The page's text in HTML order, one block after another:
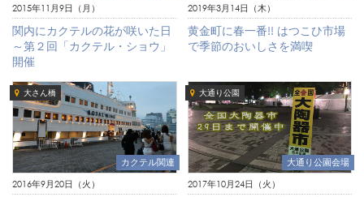
2015年11月9日（月）
関内にカクテルの花が咲いた日
～第２回「カクテル・ショウ」
開催
2019年3月14日（木）
黄金町に春一番!! はつこひ市場
で季節のおいしさを満喫
大さん橋
カクテル関連
2016年9月20日（火）
大通り公園
大通り公園会場
2017年10月24日（火）